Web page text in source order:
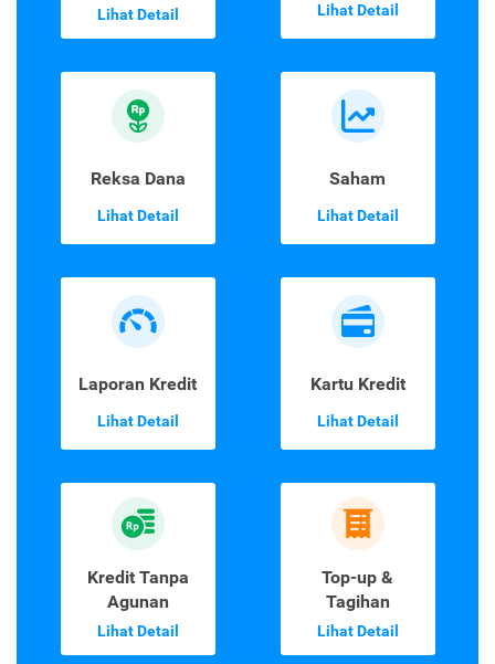
Lihat Detail Lihat Detail
Reksa Dana
Lihat Detail
Saham
Lihat Detail
Laporan Kredit
Lihat Detail
Kartu Kredit
Lihat Detail
Kredit Tanpa
Agunan
Lihat Detail
Top-up &
Tagihan
Lihat Detail